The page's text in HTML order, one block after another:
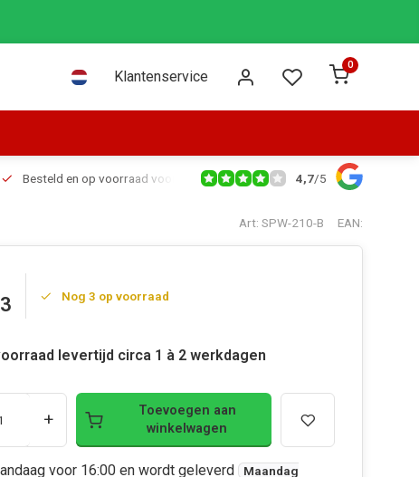
Klantenservice
0
Besteld en op voorraad voor 16:00 dezelfde dag verzonden via PostNL
4,7/5
Art: SPW-210-B EAN:
Nog 3 op voorraad
levertijd circa 1 à 2 werkdagen
+
Toevoegen aan
winkelwagen
voor 16:00 en wordt geleverd
Maandag